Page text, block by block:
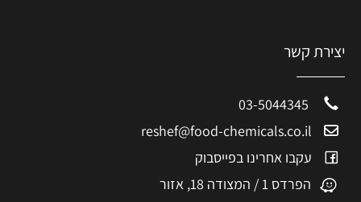
יצירת קשר
reshef@food-chemicals.co.il
עקבו אחרינו בפייסבוק
הפרדס 1 / המצודה 18, אזור